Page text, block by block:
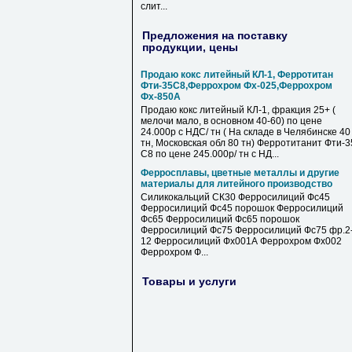
слит...
Предложения на поставку
продукции, цены
Продаю кокс литейный КЛ-1, Ферротитан
Фти-35С8,Феррохром Фх-025,Феррохром
Фх-850А
Продаю кокс литейный КЛ-1, фракция 25+ (
мелочи мало, в основном 40-60) по цене
24.000р с НДС/ тн ( На складе в Челябинске 40
тн, Московская обл 80 тн) Ферротитанит Фти-
С8 по цене 245.000р/ тн с НД...
Ферросплавы, цветные металлы и другие
материалы для литейного производство
Силикокальций СК30 Ферросилиций Фс45
Ферросилиций Фс45 порошок Ферросилиций
Фс65 Ферросилиций Фс65 порошок
Ферросилиций Фс75 Ферросилиций Фс75
12 Ферросилиций Фх001А Феррохром Фх002
Феррохром Ф...
Товары и услуги